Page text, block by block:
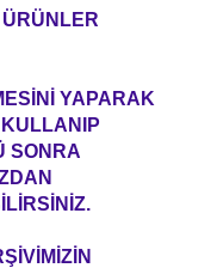
YAPARAK
SONRA